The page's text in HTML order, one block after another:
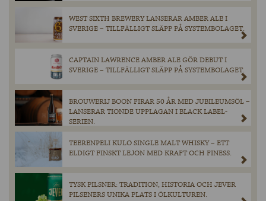
WEST SIXTH BREWERY LANSERAR AMBER ALE I
SVERIGE – TILLFÄLLIGT SLÄPP PÅ SYSTEMBOLAGET.
CAPTAIN LAWRENCE AMBER ALE GÖR DEBUT I
SVERIGE – TILLFÄLLIGT SLÄPP PÅ SYSTEMBOLAGET.
BROUWERIJ BOON FIRAR 50 ÅR MED JUBILEUMSÖL –
LANSERAR TIONDE UPPLAGAN I BLACK LABEL-
SERIEN.
TEERENPELI KULO SINGLE MALT WHISKY – ETT
ELDIGT FINSKT LEJON MED KRAFT OCH FINESS.
TYSK PILSNER: TRADITION, HISTORIA OCH JEVER
PILSENERS UNIKA PLATS I ÖLKULTUREN.